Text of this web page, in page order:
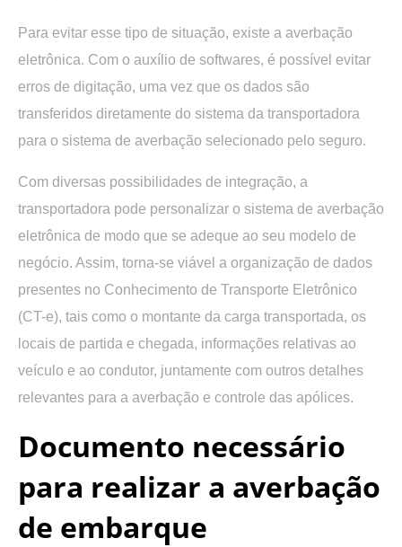
Para evitar esse tipo de situação, existe a averbação
eletrônica. Com o auxílio de softwares, é possível evitar
erros de digitação, uma vez que os dados são
transferidos diretamente do sistema da transportadora
para o sistema de averbação selecionado pelo seguro.
Com diversas possibilidades de integração, a
transportadora pode personalizar o sistema de averbação
eletrônica de modo que se adeque ao seu modelo de
negócio. Assim, torna-se viável a organização de dados
presentes no Conhecimento de Transporte Eletrônico
(CT-e), tais como o montante da carga transportada, os
locais de partida e chegada, informações relativas ao
veículo e ao condutor, juntamente com outros detalhes
relevantes para a averbação e controle das apólices.
Documento necessário
para realizar a averbação
de embarque